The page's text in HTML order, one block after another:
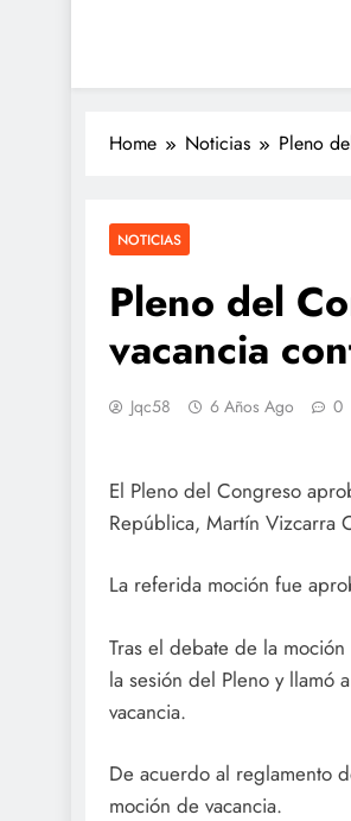
Home Noticias Pleno
NOTICIAS
Pleno del
vacancia
Jqc58 6 Años Ago 0
El Pleno del Congreso
República, Martín Vizcarra
La referida moción fue
Tras el debate de la
la sesión del Pleno y llamó
vacancia.
De acuerdo al reglamento
moción de vacancia.